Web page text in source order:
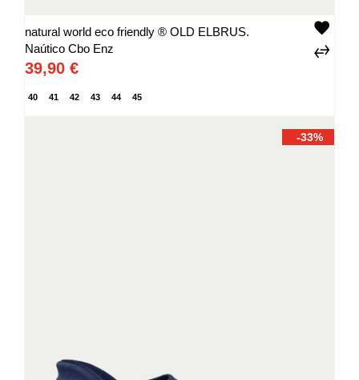
natural world eco friendly ® OLD ELBRUS.
Naútico Cbo Enz
39,90 €
40 41 42 43 44 45
-33%